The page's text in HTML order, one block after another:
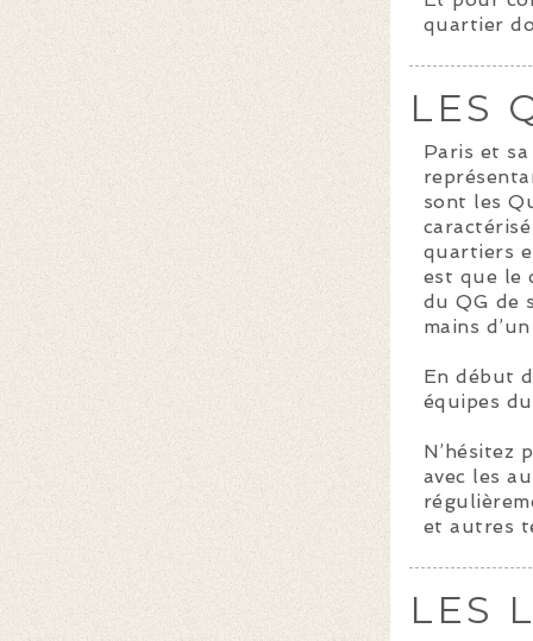
quartier
LES
Paris et
sont les
quartiers
est que le
du QG de
mains
En début
équipes
N’hésitez
avec les
et autres
LES